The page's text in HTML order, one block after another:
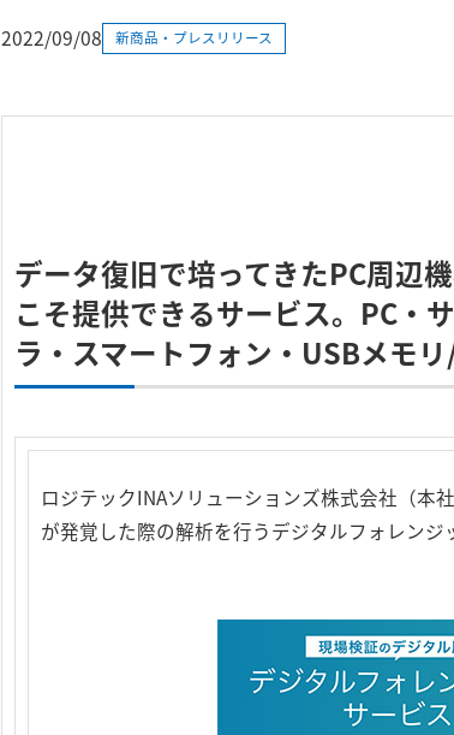
2022/09/08 新商品・プレスリリース
データ復旧で培ってきたPC周辺
こそ提供できるサービス。PC・
ラ・スマートフォン・USBメモリ
ロジテックINAソリューションズ株式会社（本
が発覚した際の解析を行うデジタルフォレンジ